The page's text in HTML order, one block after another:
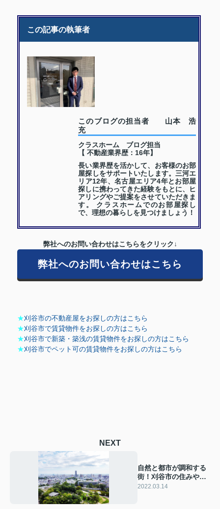
この記事の執筆者
このブログの担当者 山本 浩
充
クラスホーム ブログ担当
【 不動産業界歴：16年】
長い業界歴を活かして、お客様のお部
屋探しをサポートいたします。三河エ
リア12年、名古屋エリア4年とお部屋
探しに携わってきた経験をもとに、ヒ
アリングやご提案をさせていただきま
す。 クラスホームでのお部屋探し
で、理想の暮らしを見つけましょう！
弊社へのお問い合わせはこちらをクリック↓
弊社へのお問い合わせはこちら
★刈谷市の不動産屋をお探しの方はこちら
★刈谷市で賃貸物件をお探しの方はこちら
★刈谷市で新築・築浅の賃貸物件をお探しの方はこちら
★刈谷市でペット可の賃貸物件をお探しの方はこちら
NEXT
自然と都市が調和する
街！刈谷市の住みやす
さをご紹介！
2022.03.14